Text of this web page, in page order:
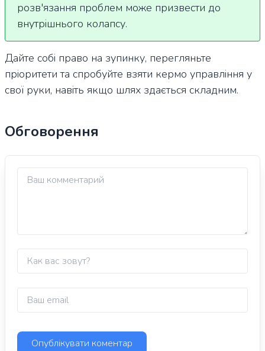
розв'язання проблем може призвести до
внутрішнього колапсу.
Дайте собі право на зупинку, перегляньте
пріоритети та спробуйте взяти кермо управління у
свої руки, навіть якщо шлях здається складним.
Обговорення